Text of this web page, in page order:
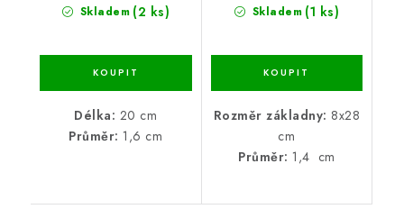
Skladem (2 ks)
Délka: 20 cm
Průměr: 1,6 cm
Skladem (1 ks)
Rozměr základny: 8x28
cm
Průměr: 1,4 cm